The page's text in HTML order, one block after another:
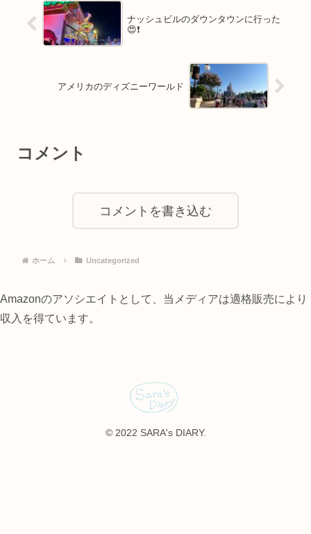
ナッシュビルのダウンタウンに行った
😍❗️
アメリカのディズニーワールド
コメント
コメントを書き込む
ホーム Uncategorized
Amazonのアソシエイトとして、当メディアは適格販売により
収入を得ています。
© 2022 SARA's DIARY.